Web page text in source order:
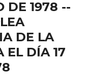
DE 1978 --
DE LA
EL DÍA 17